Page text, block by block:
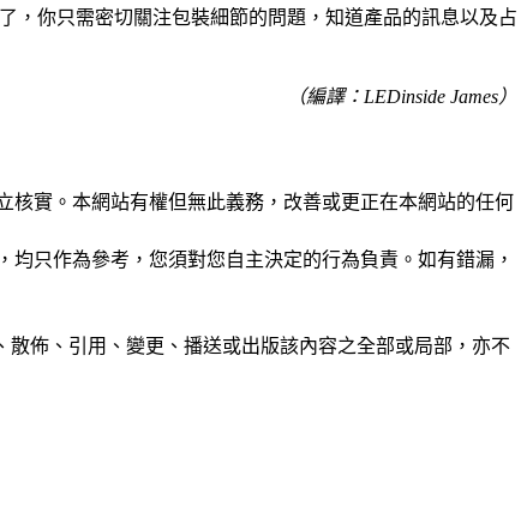
，你只需密切關注包裝細節的問題，知道產品的訊息以及占
（編譯：LEDinside James）
核實。本網站有權但無此義務，改善或更正在本網站的任何
只作為參考，您須對您自主決定的行為負責。如有錯漏，
散佈、引用、變更、播送或出版該內容之全部或局部，亦不